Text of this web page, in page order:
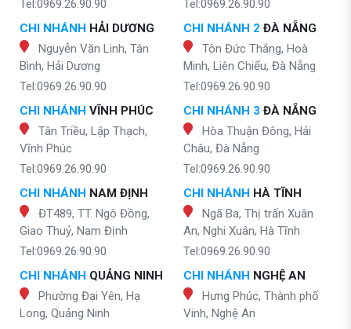
Tel:0969.26.90.90
CHI NHÁNH HẢI DƯƠNG
Nguyễn Văn Linh, Tân
Bình, Hải Dương
Tel:0969.26.90.90
CHI NHÁNH VĨNH PHÚC
Tân Triều, Lập Thạch,
Vĩnh Phúc
Tel:0969.26.90.90
CHI NHÁNH NAM ĐỊNH
ĐT489, TT. Ngô Đồng,
Giao Thuỷ, Nam Định
Tel:0969.26.90.90
CHI NHÁNH QUẢNG NINH
Phường Đại Yên, Hạ
Long, Quảng Ninh
Tel:0969.26.90.90
CHI NHÁNH 2 ĐÀ NẴNG
Tôn Đức Thắng, Hoà
Minh, Liên Chiểu, Đà Nẵng
Tel:0969.26.90.90
CHI NHÁNH 3 ĐÀ NẴNG
Hòa Thuận Đông, Hải
Châu, Đà Nẵng
Tel:0969.26.90.90
CHI NHÁNH HÀ TĨNH
Ngã Ba, Thị trấn Xuân
An, Nghi Xuân, Hà Tĩnh
Tel:0969.26.90.90
CHI NHÁNH NGHỆ AN
Hưng Phúc, Thành phố
Vinh, Nghệ An